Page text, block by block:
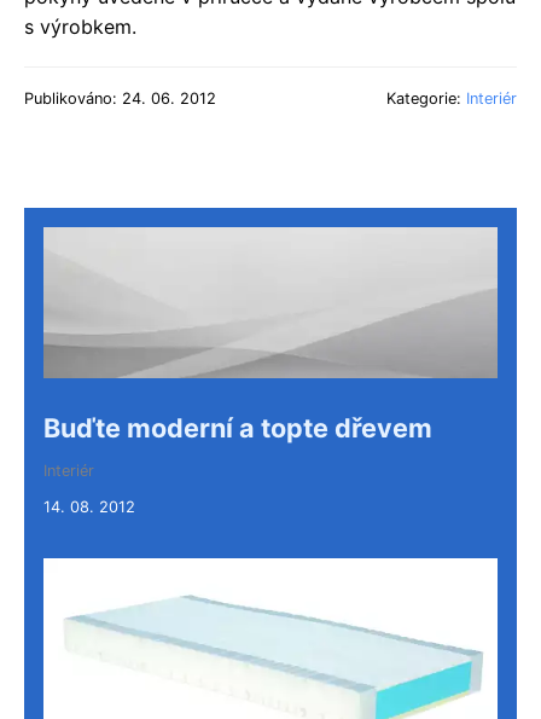
s výrobkem.
Publikováno: 24. 06. 2012 Kategorie: Interiér
Buďte moderní a topte dřevem
Interiér
14. 08. 2012